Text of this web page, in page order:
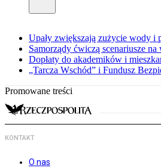
Upały zwiększają zużycie wody i
Samorządy ćwiczą scenariusze
Dopłaty do akademików i
„Tarcza Wschód” i Fundusz
Promowane treści
KONTAKT
O nas